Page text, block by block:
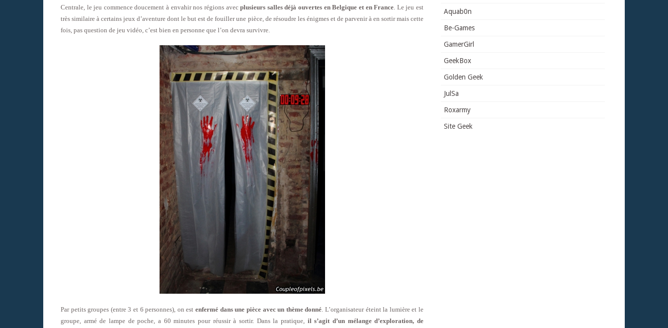
Centrale, le jeu commence doucement à envahir nos régions avecplusieurs salles déjà ouvertes en Belgique et en France . Le jeu est
très similaire à certains jeux d’aventure dont le but est de fouiller une pièce, de résoudre les énigmes et de parvenir à en sortir mais cette
fois, pas question de jeu vidéo, c’est bien en personne que l’on devra survivre.
Par petits groupes (entre 3 et 6 personnes), on estenfermé dans une pièce avec un thème donné. L’organisateur éteint la lumière et le
groupe, armé de lampe de poche, a 60 minutes pour réussir à sortir. Dans la pratique, il s’agit d’un mélange d’exploration, de
Aquab0n
Be-Games
GamerGirl
GeekBox
Golden Geek
JulSa
Roxarmy
Site Geek